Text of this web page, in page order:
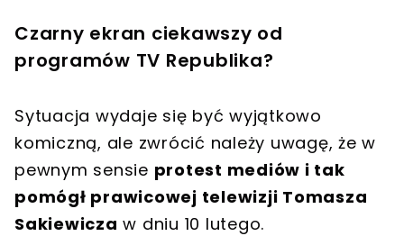
Czarny ekran ciekawszy od
programów TV Republika?
Sytuacja wydaje się być wyjątkowo
komiczną, ale zwrócić należy uwagę, że w
pewnym sensie protest mediów i tak
pomógł prawicowej telewizji Tomasza
Sakiewicza w dniu 10 lutego.